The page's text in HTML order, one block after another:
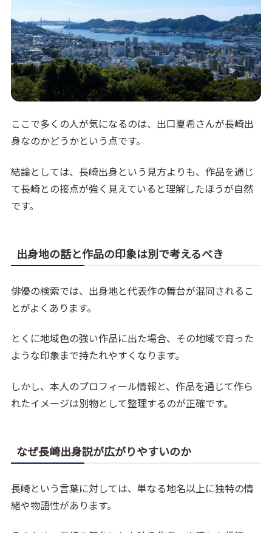
ここで多くの人が気になるのは、出口夏希さんが長崎出
身なのかどうかという点です。
結論としては、長崎出身という見方よりも、作品を通じ
て長崎との接点が強く見えていると理解したほうが自然
です。
出身地の話と作品の印象は別で考えるべき
俳優の検索では、出身地と代表作の舞台が混同されるこ
とがよくあります。
とくに地域色の強い作品に出た場合、その地域で育った
ような印象まで持たれやすくなります。
しかし、本人のプロフィール情報と、作品を通じて作ら
れたイメージは別物として整理するのが正確です。
なぜ長崎出身説が広がりやすいのか
長崎という言葉に対しては、単なる地名以上に独特の情
緒や物語性があります。